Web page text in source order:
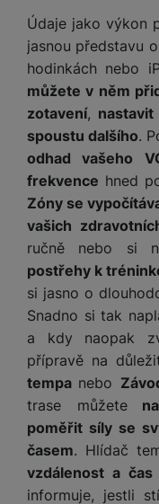
e
k
o
n
v
e
t
o
r
y
a
t
e
ri
e
a
n
a
p
á
j
S
o
v
é
n
a
b
íj
e
y
(
2
3
0
V
)
N
a
b
íj
p
r
o
P
a
d
P
ří
š
e
n
st
ví
p
r
A
p
pl
e
a
s
d
i
s
k
y
x
t
e
r
n
í
H
d
is
k
y
l
u
š
e
s
í
k
d
o
m
á
c
s
p
o
t
ř
e
t
a
e
t
y
N
b
íj
e
č
k
y
L
o
k
á
t
o
Údaje jako výkon
jasnou představu
hodinkách nebo
můžete v něm
zotavení,
spoustu dalšího.
odhad vašeho
frekvence hned
Zóny se
vašich
ručně nebo si
postřehy k
si jasno o
Snadno si tak
a kdy naopak
přípravě na
tempa nebo
trase můžetena
poměřit síly se
časem. Hlídač
vzdálenost a
informuje, jestli